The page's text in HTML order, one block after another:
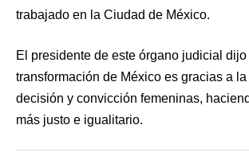
trabajado en la Ciudad de México.
El presidente de este órgano judicial dijo
transformación de México es gracias a
decisión y convicción femeninas,
más justo e igualitario.